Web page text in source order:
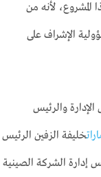
لأنه من
الإشراف على
والرئيس
خليفة الزفين الرئيس
الشركة الصينية